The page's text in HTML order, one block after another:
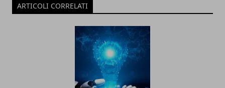
ARTICOLI CORRELATI